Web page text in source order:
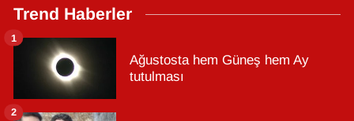
Trend Haberler
Ağustosta hem Güneş hem Ay
tutulması
1
2